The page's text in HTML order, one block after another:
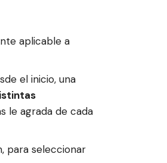
aplicable a
el inicio, una
le agrada de cada
para seleccionar